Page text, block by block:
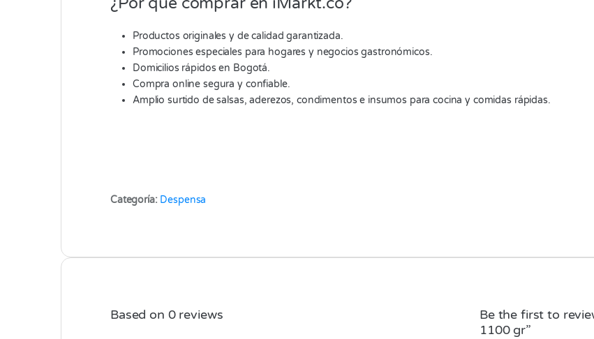
Productos originales y de calidad garantizada.
Promociones especiales para hogares y negocios gastronómicos.
Domicilios rápidos en Bogotá.
Compra online segura y confiable.
Amplio surtido de salsas, aderezos, condimentos e insumos para cocina y comidas rápidas.
Categoría: Despensa
Based on 0 reviews
Be the first to
1100 gr”